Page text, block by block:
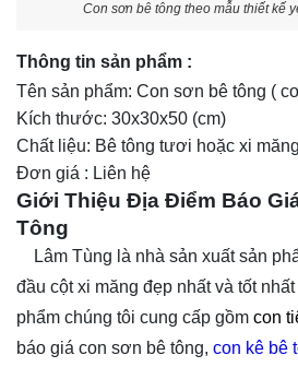
Con sơn bê tông theo mẫu thiết kế
Thông tin sản phẩm :
Tên sản phẩm: Con sơn bê tông (
Kích thước: 30x30x50 (cm)
Chất liệu: Bê tông tươi hoặc xi
Đơn giá : Liên hệ
Giới Thiệu Địa Điểm Báo
Tông
Lâm Tùng là nhà sản xuất sản
đầu cột xi măng đẹp nhất và tốt
phẩm chúng tôi cung cấp gồm con
báo giá con sơn bê tông, con kê bê